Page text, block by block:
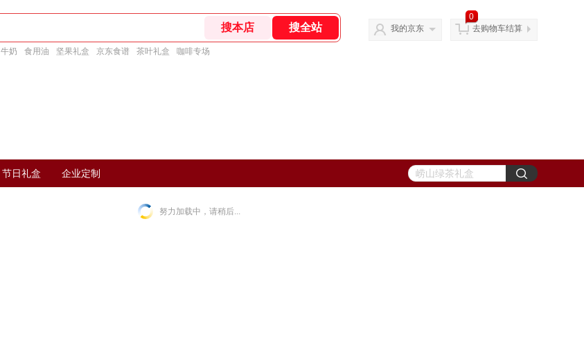
牛奶 食用油 坚果礼盒 京东食谱 茶叶礼盒 咖啡专场
我的京东
0
去购物车结算
节日礼盒 企业定制
努力加载中，请稍后...